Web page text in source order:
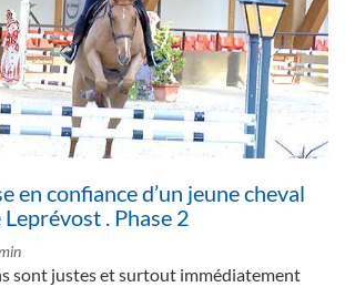
en confiance d’un jeune cheval
. Phase 2
sont justes et surtout immédiatement